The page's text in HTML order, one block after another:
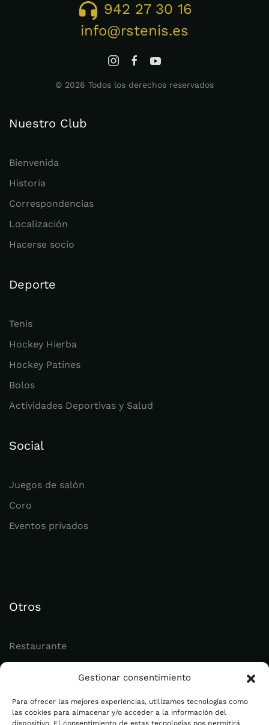
Gestionar consentimiento
Para ofrecer las mejores experiencias, utilizamos tecnologías como
las cookies para almacenar y/o acceder a la información del
dispositivo. El consentimiento de estas tecnologías nos permitirá
942 27 30 16
info@rstenis.es
© 2026 Todos los derechos reservados
Nuestro Club
Bienvenida
Historia
Correspondencias
Localización
Hacerse socio
Deporte
Tenis
Hockey Hierba
Hockey Patines
Bolos
Actividades Deportivas y Salud
Social
Juegos de salón
Coro
Eventos privados
Otros
Restaurante